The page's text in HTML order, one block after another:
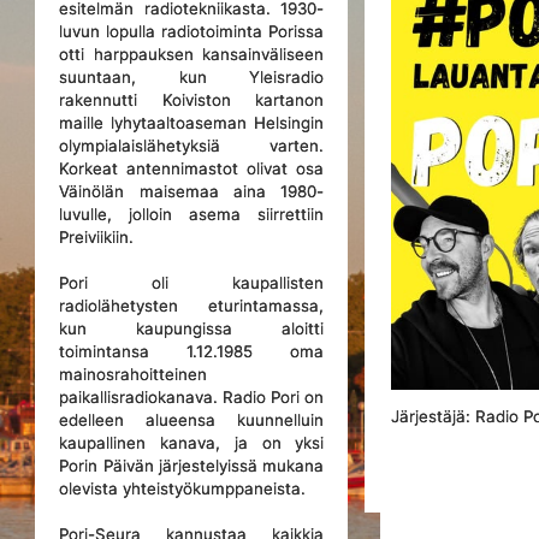
esitelmän radiotekniikasta. 1930-
luvun lopulla radiotoiminta Porissa
otti harppauksen kansainväliseen
suuntaan, kun Yleisradio
rakennutti Koiviston kartanon
maille lyhytaaltoaseman Helsingin
olympialaislähetyksiä varten.
Korkeat antennimastot olivat osa
Väinölän maisemaa aina 1980-
luvulle, jolloin asema siirrettiin
Preiviikiin.
Pori oli kaupallisten
radiolähetysten eturintamassa,
kun kaupungissa aloitti
toimintansa 1.12.1985 oma
mainosrahoitteinen
paikallisradiokanava. Radio Pori on
edelleen alueensa kuunnelluin
kaupallinen kanava, ja on yksi
Porin Päivän järjestelyissä mukana
olevista yhteistyökumppaneista.
Pori-Seura kannustaa kaikkia
Järjestäjä: Radio